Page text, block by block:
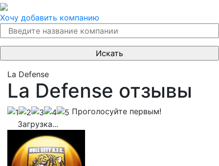
Хочу добавить компанию
La Defense
La Defense отзывы
Проголосуйте первым!
Загрузка...